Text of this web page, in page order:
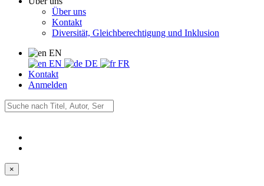
Über uns
Kontakt
Diversität, Gleichberechtigung und Inklusion
EN
EN
DE
FR
Kontakt
Anmelden
×